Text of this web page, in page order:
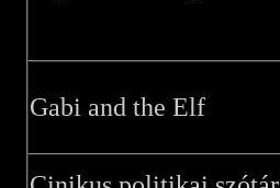
Gabi and the Elf